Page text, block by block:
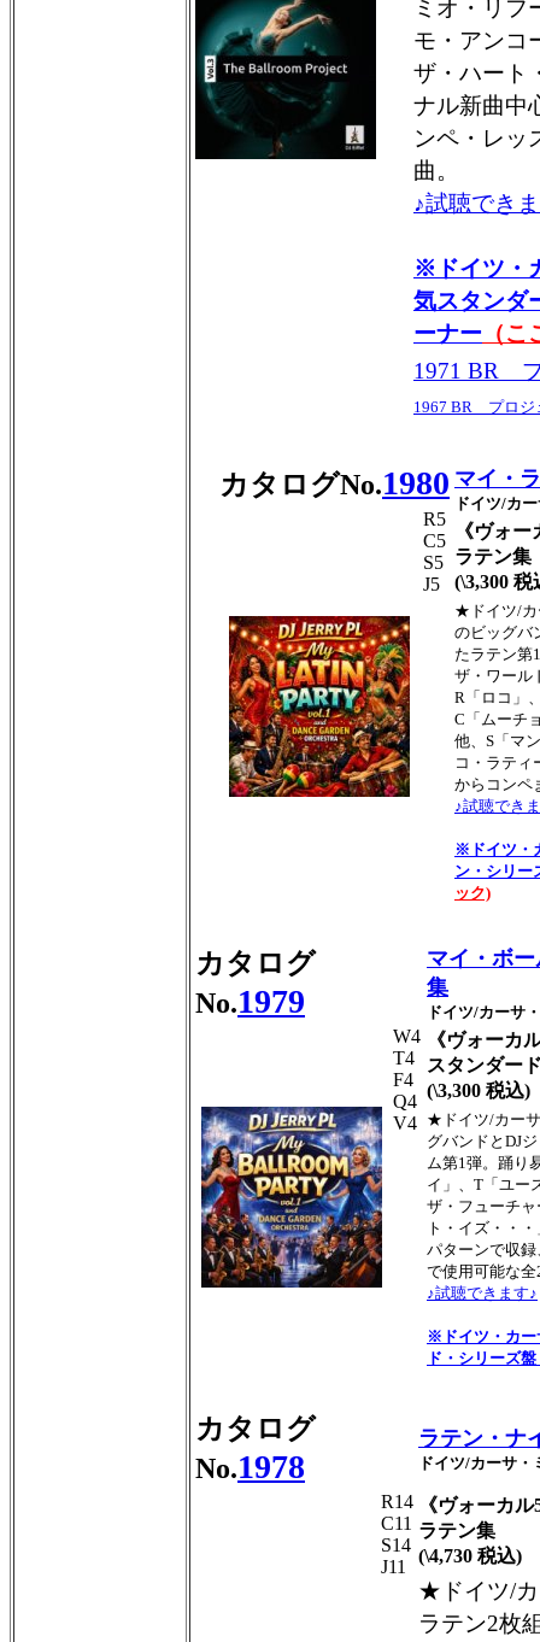
ミオ・リフ
モ・アンコ
ザ・ハート
ナル新曲中
ンペ・レッ
曲。
♪試聴でき
※ドイツ・
気スタンダ
ーナー （
1971 BR
1967 BR プロジ
カタログNo.1980 マイ・
ドイツ/カ
R5
C5
S5
J5
《ヴォ
ラテン集
(\3,300 税
★ドイツ/カ
のビッグバ
たラテン第
ザ・ワール
R「ロコ」
C「ムーチ
他、S「マ
コ・ラティ
からコンペ
♪試聴でき
※ドイツ・
ン・シリ
ック)
カタログ
No.1979
マイ・ボ
集
ドイツ/カーサ
W4
T4
F4
Q4
V4
《ヴォーカ
スタンダー
(\3,300 税込)
★ドイツ/カー
グバンドとDJ
ム第1弾。踊り
イ」、T「ユー
ザ・フューチ
ト・イズ・・
パターンで収
で使用可能な全
♪試聴できます♪
※ドイツ・カー
ド・シリーズ
カタログ
No.1978
ラテン・
ドイツ/カーサ・
R14
C11
S14
J11
《ヴォーカ
ラテン集
(\4,730 税込)
★ドイツ/カ
ラテン2枚